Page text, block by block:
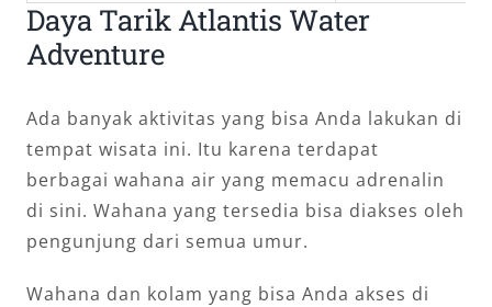
Daya Tarik Atlantis Water
Adventure
Ada banyak aktivitas yang bisa Anda lakukan di
tempat wisata ini. Itu karena terdapat
berbagai wahana air yang memacu adrenalin
di sini. Wahana yang tersedia bisa diakses oleh
pengunjung dari semua umur.
Wahana dan kolam yang bisa Anda akses di